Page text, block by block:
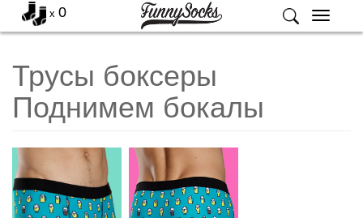
Меню
x 0
Трусы боксеры
Поднимем бокалы